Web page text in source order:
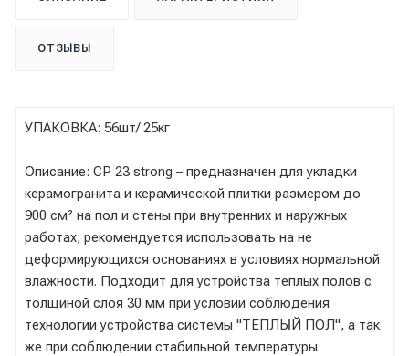
ОТЗЫВЫ
УПАКОВКА: 56шт/ 25кг
Описание: СР 23 strong – предназначен для укладки
керамогранита и керамической плитки размером до
900 cм² на пол и стены при внутренних и наружных
работах, рекомендуется использовать на не
деформирующихся основаниях в условиях нормальной
влажности. Подходит для устройства теплых полов с
толщиной слоя 30 мм при условии соблюдения
технологии устройства системы "ТЕПЛЫЙ ПОЛ", а так
же при соблюдении стабильной температуры